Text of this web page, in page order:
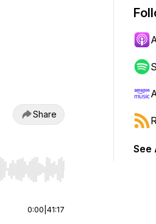
Share
start or end. Hold shift to jump
0:00 41:17
See